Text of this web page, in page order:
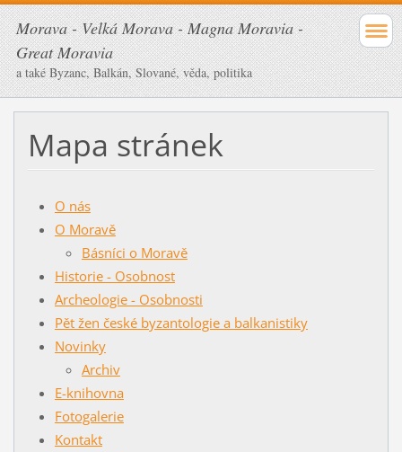
Morava - Velká Morava - Magna Moravia -
Great Moravia
a také Byzanc, Balkán, Slované, věda, politika
Mapa stránek
O nás
O Moravě
Básníci o Moravě
Historie - Osobnost
Archeologie - Osobnosti
Pět žen české byzantologie a balkanistiky
Novinky
Archiv
E-knihovna
Fotogalerie
Kontakt